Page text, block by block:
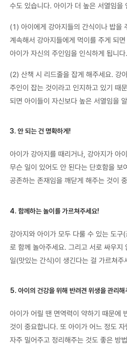
수도 있습니다. 아이가 더 높은 서열임을
(1) 아이에게 강아지들의 간식이나 밥을
계속해서 강아지들에게 먹이를 주게 되
아이가 자신의 주인임을 인식하게 됩니다.
(2) 산책 시 리드줄을 잡게 해주세요. 강
주인이 잡는 것이라고 인지하고 있기 때
되면 아이들이 자신보다 높은 서열임을
3. 안 되는 건 명확하게!
아이가 강아지를 때리거나, 강아지가 아
무슨 일이 있어도 안 된다는 단호함을 보
공존하는 존재임을 깨닫게 해주는 것이
4. 함께하는 놀이를 가르쳐주세요!
강아지와 아이가 모두 다룰 수 있는 도구
로 함께 놀아주세요. 그리고 서로 싸우지
일(맛있는 간식)이 생긴다는 걸 가르쳐주
5. 아이의 건강을 위해 반려견 위생을 관리해
아이가 어릴 땐 면역력이 약하기 때문에
것이 중요합니다. 또 아이가 어느 정도
자주 밀어주고 정리해주는 것도 좋은 방